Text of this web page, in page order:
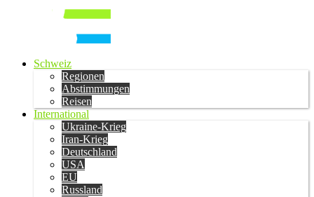
Schweiz
Regionen
Abstimmungen
Reisen
International
Ukraine-Krieg
Iran-Krieg
Deutschland
USA
EU
Russland